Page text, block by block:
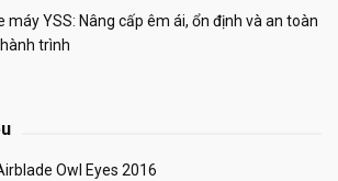
máy YSS: Nâng cấp êm ái, ổn định và an toàn
trình
Owl Eyes 2016